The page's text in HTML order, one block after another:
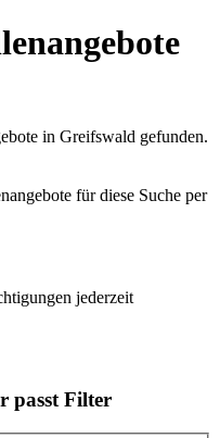
in Greifswald gefunden.
für diese Suche per
jederzeit
passt Filter